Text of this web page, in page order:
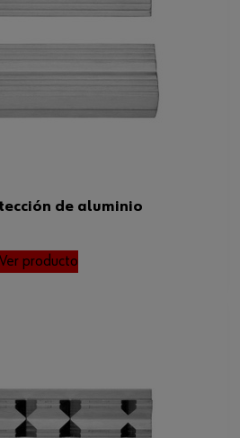
de aluminio
Ver producto